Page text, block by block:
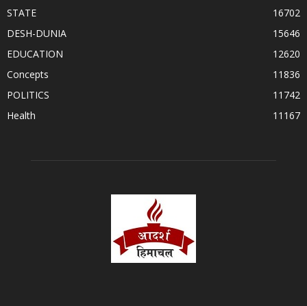
STATE
16702
DESH-DUNIA
15646
EDUCATION
12620
Concepts
11836
POLITICS
11742
Health
11167